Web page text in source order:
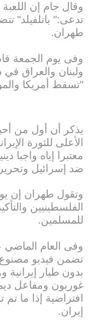
وقال جام إن
تدعى:" باتلفيلد"
طهران.
وفى يوم الجمعة
ولبنان والعراق
"تسقط أمريكا
يذكر أن أول من
معتبرا إياه واجبا
ضد إسرائيل
وتقول طهران إن
الفلسطينيين
للمسلمين.
وفى العام الماضي
تضمن فيديو
بدون طيار
غوريون ومفاعل
افتراضية إذا ما
إيران.